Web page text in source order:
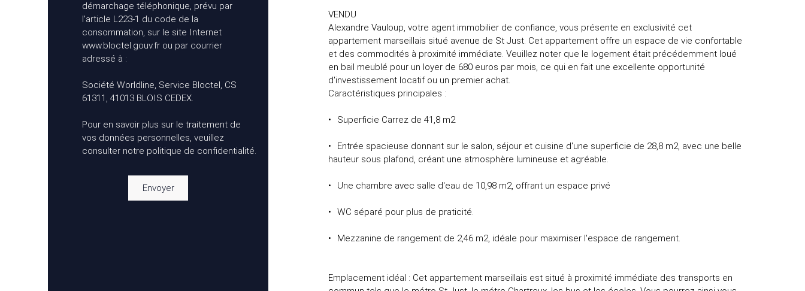
démarchage téléphonique, prévu par
l'article L223-1 du code de la
consommation, sur le site Internet
www.bloctel.gouv.fr ou par courrier
adressé à :
Société Worldline, Service Bloctel, CS
61311, 41013 BLOIS CEDEX.
Pour en savoir plus sur le traitement de
vos données personnelles, veuillez
consulter notre politique de confidentialité.
Envoyer
VENDU
Alexandre Vauloup, votre agent immobilier de confiance, vous présente en exclusivité cet
appartement marseillais situé avenue de St Just. Cet appartement offre un espace de vie confortable
et des commodités à proximité immédiate. Veuillez noter que le logement était précédemment loué
en bail meublé pour un loyer de 680 euros par mois, ce qui en fait une excellente opportunité
d'investissement locatif ou un premier achat.
Caractéristiques principales :
Superficie Carrez de 41,8 m2
Entrée spacieuse donnant sur le salon, séjour et cuisine d'une superficie de 28,8 m2, avec une belle
hauteur sous plafond, créant une atmosphère lumineuse et agréable.
Une chambre avec salle d'eau de 10,98 m2, offrant un espace privé
WC séparé pour plus de praticité.
Mezzanine de rangement de 2,46 m2, idéale pour maximiser l'espace de rangement.
Emplacement idéal : Cet appartement marseillais est situé à proximité immédiate des transports en